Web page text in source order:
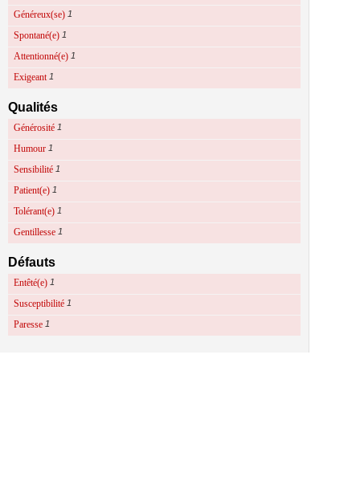
Généreux(se) 1
Spontané(e) 1
Attentionné(e) 1
Exigeant 1
Qualités
Générosité 1
Humour 1
Sensibilité 1
Patient(e) 1
Tolérant(e) 1
Gentillesse 1
Défauts
Entêté(e) 1
Susceptibilité 1
Paresse 1